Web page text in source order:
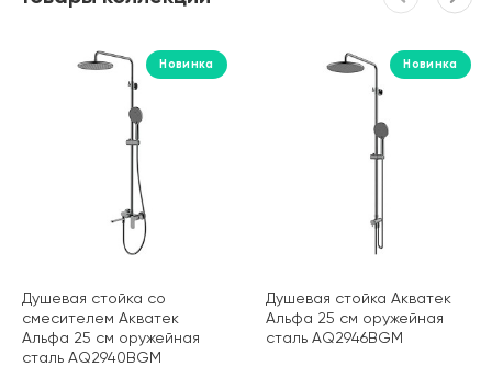
Новинка
Душевая стойка со
смесителем Акватек
Альфа 25 см оружейная
сталь AQ2940BGM
Новинка
Душевая стойка Акватек
Альфа 25 см оружейная
сталь AQ2946BGM